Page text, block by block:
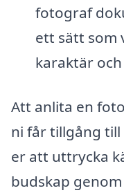
fotograf
ett sätt som
karaktär
Att anlita en
ni får tillgång till
er att uttrycka
budskap